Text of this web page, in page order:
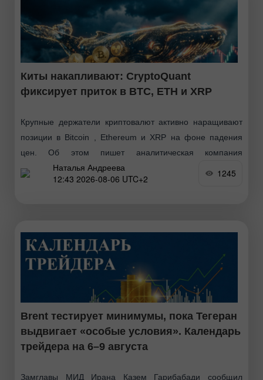
Киты накапливают: CryptoQuant
фиксирует приток в BTC, ETH и XRP
Крупные держатели криптовалют активно наращивают
позиции в Bitcoin , Ethereum и XRP на фоне падения
цен. Об этом пишет аналитическая компания
CryptoQuant, отмечая, что такое поведение характерно
для финальной фазы
Наталья Андреева
12:43 2026-08-06 UTC+2
1245
Brent тестирует минимумы, пока Тегеран
выдвигает «особые условия». Календарь
трейдера на 6–9 августа
Замглавы МИД Ирана Казем Гарибабади сообщил